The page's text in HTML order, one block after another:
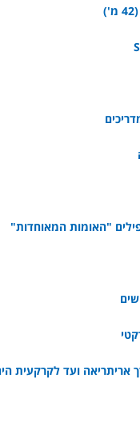
"האומות המאוחדות"
אריתריאה ועד לקרקעית